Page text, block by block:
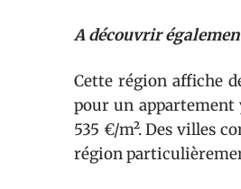
A découvrir
Cette région affiche
pour un appartement
535 €/m². Des villes
région